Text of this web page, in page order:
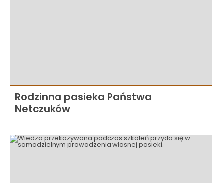
Rodzinna pasieka Państwa
Netczuków